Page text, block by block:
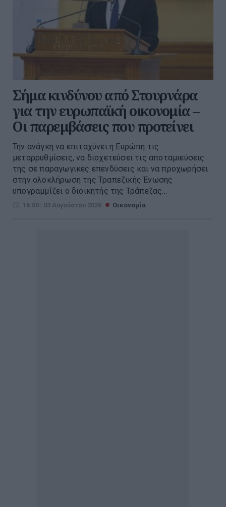
Σήμα κινδύνου από Στουρνάρα
για την ευρωπαϊκή οικονομία –
Οι παρεμβάσεις που προτείνει
Την ανάγκη να επιταχύνει η Ευρώπη τις
μεταρρυθμίσεις, να διοχετεύσει τις αποταμιεύσεις
της σε παραγωγικές επενδύσεις και να προχωρήσει
στην ολοκλήρωση της Τραπεζικής Ένωσης
υπογραμμίζει ο διοικητής της Τράπεζας...
16:00 | 03 Αυγούστου 2026 Οικονομία